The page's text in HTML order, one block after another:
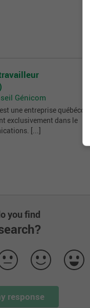
Génicom
une entreprise québécoise
exclusivement dans le
[...]
you find
response